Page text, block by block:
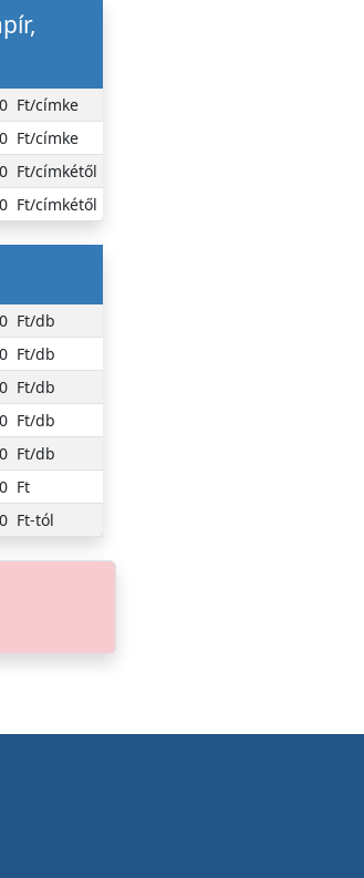
Ft/címke
Ft/címke
Ft/címkétől
Ft/címkétől
Ft/db
Ft/db
Ft/db
Ft/db
Ft/db
Ft
Ft-tól